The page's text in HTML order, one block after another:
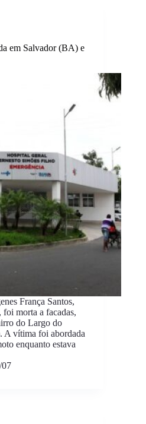
em Salvador (BA) e
França Santos,
morta a facadas,
do Largo do
A vítima foi abordada
enquanto estava
07